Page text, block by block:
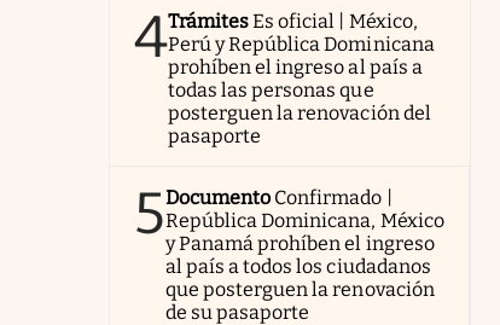
4TrámitesEs oficial | México,
Perú y República Dominicana
prohíben el ingreso al país a
todas las personas que
posterguen la renovación del
pasaporte
5Documento Confirmado |
República Dominicana, México
y Panamá prohíben el ingreso
al país a todos los ciudadanos
que posterguen la renovación
de su pasaporte